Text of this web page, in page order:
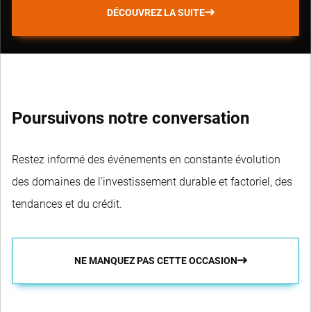
DÉCOUVREZ LA SUITE
Poursuivons notre conversation
Restez informé des événements en constante évolution
des domaines de l'investissement durable et factoriel, des
tendances et du crédit.
NE MANQUEZ PAS CETTE OCCASION